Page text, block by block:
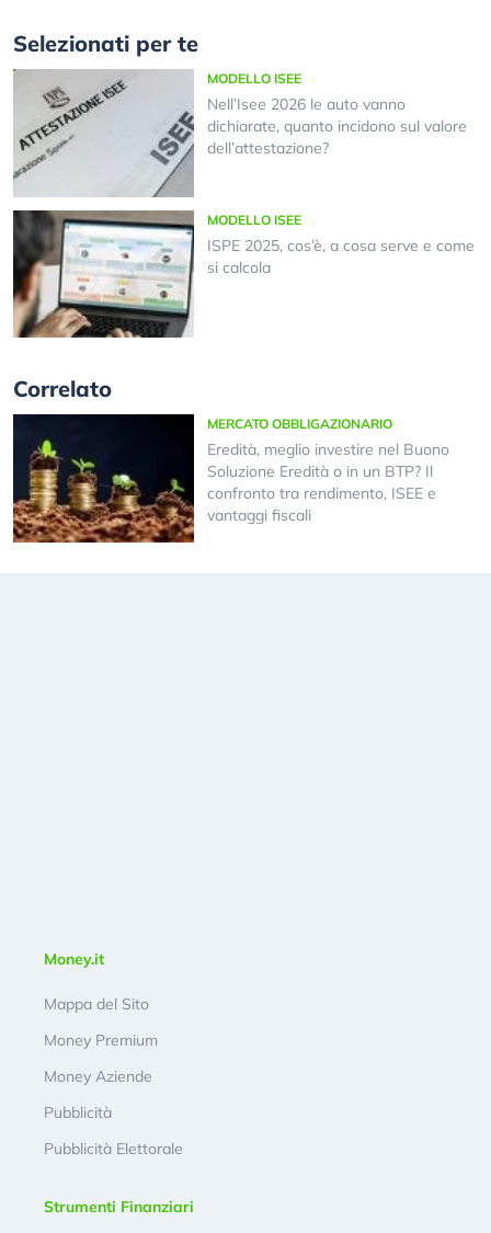
Selezionati per te
MODELLO ISEE
Nell’Isee 2026 le auto vanno
dichiarate, quanto incidono sul valore
dell’attestazione?
MODELLO ISEE
ISPE 2025, cos’è, a cosa serve e come
si calcola
Correlato
MERCATO OBBLIGAZIONARIO
Eredità, meglio investire nel Buono
Soluzione Eredità o in un BTP? Il
confronto tra rendimento, ISEE e
vantaggi fiscali
Money.it
Mappa del Sito
Money Premium
Money Aziende
Pubblicità
Pubblicità Elettorale
Strumenti Finanziari